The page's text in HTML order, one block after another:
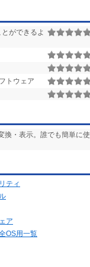
ができるよ
トウェア
換・表示。誰でも簡単に使
ティ
ア
OS用一覧